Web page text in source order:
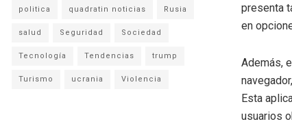
presenta
en
Además,
Esta
usuarios
politica quadratin noticias Rusia
salud Seguridad Sociedad
Tecnología Tendencias trump
Turismo ucrania Violencia